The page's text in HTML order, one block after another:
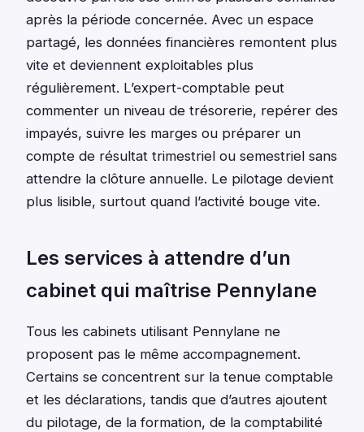
après la période concernée. Avec un espace
partagé, les données financières remontent plus
vite et deviennent exploitables plus
régulièrement. L’expert-comptable peut
commenter un niveau de trésorerie, repérer des
impayés, suivre les marges ou préparer un
compte de résultat trimestriel ou semestriel sans
attendre la clôture annuelle. Le pilotage devient
plus lisible, surtout quand l’activité bouge vite.
Les services à attendre d’un
cabinet qui maîtrise Pennylane
Tous les cabinets utilisant Pennylane ne
proposent pas le même accompagnement.
Certains se concentrent sur la tenue comptable
et les déclarations, tandis que d’autres ajoutent
du pilotage, de la formation, de la comptabilité